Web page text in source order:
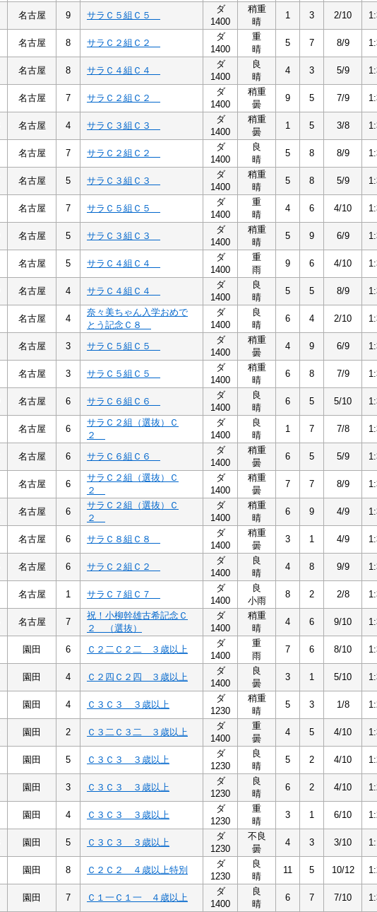
名古屋 9 サラＣ５組Ｃ５
ダ
1400
稍重
晴
1 3 2/10
名古屋 8 サラＣ２組Ｃ２
ダ
1400
重
晴
5 7 8/9
名古屋 8 サラＣ４組Ｃ４
ダ
1400
良
晴
4 3 5/9
名古屋 7 サラＣ２組Ｃ２
ダ
1400
稍重
曇
9 5 7/9
名古屋 4 サラＣ３組Ｃ３
ダ
1400
稍重
曇
1 5 3/8
名古屋 7 サラＣ２組Ｃ２
ダ
1400
良
晴
5 8 8/9
名古屋 5 サラＣ３組Ｃ３
ダ
1400
稍重
晴
5 8 5/9
名古屋 7 サラＣ５組Ｃ５
ダ
1400
重
晴
4 6 4/10
名古屋 5 サラＣ３組Ｃ３
ダ
1400
稍重
晴
5 9 6/9
名古屋 5 サラＣ４組Ｃ４
ダ
1400
重
雨
9 6 4/10
名古屋 4 サラＣ４組Ｃ４
ダ
1400
良
晴
5 5 8/9
名古屋 4
奈々美ちゃん入学おめで
とう記念Ｃ８
ダ
1400
良
晴
6 4 2/10
名古屋 3 サラＣ５組Ｃ５
ダ
1400
稍重
曇
4 9 6/9
名古屋 3 サラＣ５組Ｃ５
ダ
1400
稍重
晴
6 8 7/9
名古屋 6 サラＣ６組Ｃ６
ダ
1400
良
晴
6 5 5/10
名古屋 6
サラＣ２組（選抜）Ｃ
２
ダ
1400
良
晴
1 7 7/8
名古屋 6 サラＣ６組Ｃ６
ダ
1400
稍重
曇
6 5 5/9
名古屋 6
サラＣ２組（選抜）Ｃ
２
ダ
1400
稍重
曇
7 7 8/9
名古屋 6
サラＣ２組（選抜）Ｃ
２
ダ
1400
稍重
晴
6 9 4/9
名古屋 6 サラＣ８組Ｃ８
ダ
1400
稍重
曇
3 1 4/9
名古屋 6 サラＣ２組Ｃ２
ダ
1400
良
晴
4 8 9/9
名古屋 1 サラＣ７組Ｃ７
ダ
1400
良
小雨
8 2 2/8
名古屋 7
祝！小柳幹雄古希記念Ｃ
２ （選抜）
ダ
1400
稍重
晴
4 6 9/10
園田 6 Ｃ２二Ｃ２二 ３歳以上
ダ
1400
重
雨
7 6 8/10
園田 4 Ｃ２四Ｃ２四 ３歳以上
ダ
1400
良
曇
3 1 5/10
園田 4 Ｃ３Ｃ３ ３歳以上
ダ
1230
稍重
晴
5 3 1/8
園田 2 Ｃ３二Ｃ３二 ３歳以上
ダ
1400
重
曇
4 5 4/10
園田 5 Ｃ３Ｃ３ ３歳以上
ダ
1230
良
晴
5 2 4/10
園田 3 Ｃ３Ｃ３ ３歳以上
ダ
1230
良
晴
6 2 4/10
園田 4 Ｃ３Ｃ３ ３歳以上
ダ
1230
重
晴
3 1 6/10
園田 5 Ｃ３Ｃ３ ３歳以上
ダ
1230
不良
曇
4 3 3/10
園田 8 Ｃ２Ｃ２ ４歳以上特別
ダ
1230
良
晴
11 5 10/12
園田 7 Ｃ１一Ｃ１一 ４歳以上
ダ
1400
良
晴
6 7 7/10